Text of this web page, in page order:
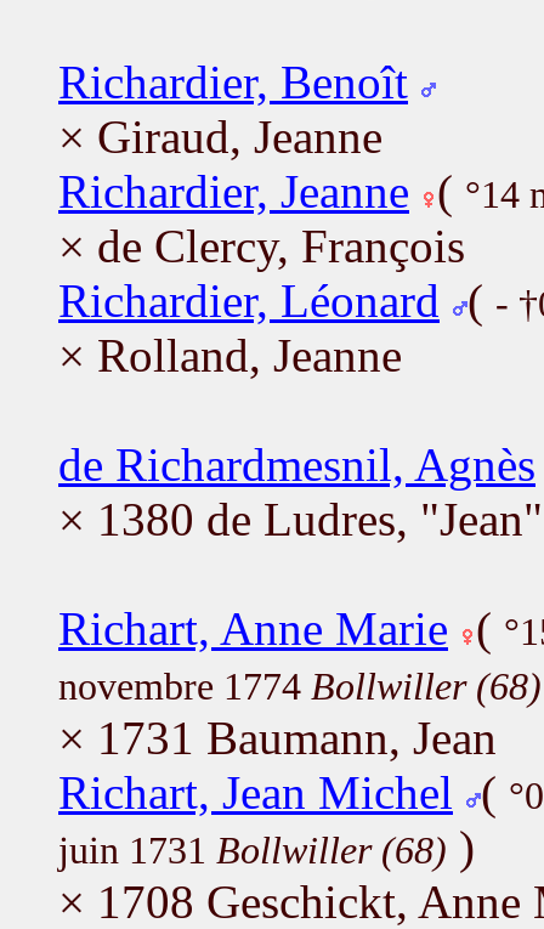
Richardier, Benoît
× Giraud, Jeanne
Richardier, Jeanne ( °14
× de Clercy, François
Richardier, Léonard
( -
× Rolland, Jeanne
de Richardmesnil, Agnès
× 1380 de Ludres,
Richart, Anne Marie (
novembre 1774 Bollwiller (68)
× 1731 Baumann, Jean
Richart, Jean Michel
(
juin 1731 Bollwiller (68) )
× 1708 Geschickt, Anne